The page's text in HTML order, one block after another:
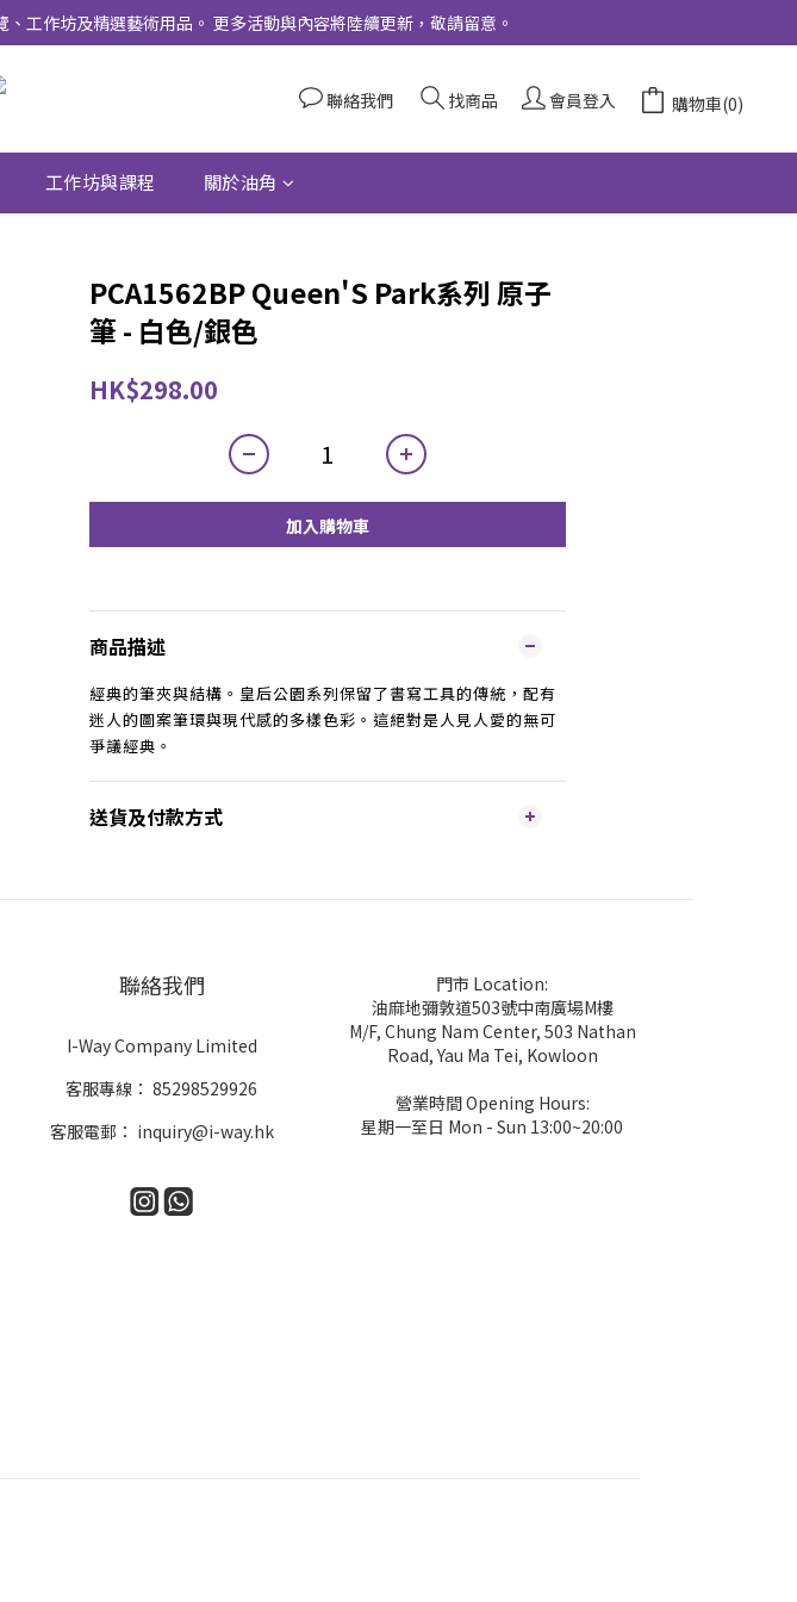
工作坊及精選藝術用品。 更多活動與內容將陸續更新，敬請留意。
聯絡我們 找商品 會員登入 購物車(0)
工作坊與課程 關於油角
PCA1562BP Queen'S Park系列 原子
筆 - 白色/銀色
HK$298.00
加入購物車
商品描述
經典的筆夾與結構。皇后公園系列保留了書寫工具的傳統，配有
迷人的圖案筆環與現代感的多樣色彩。這絕對是人見人愛的無可
爭議經典。
送貨及付款方式
聯絡我們
I-Way Company Limited
客服專線：85298529926
客服電郵： inquiry@i-way.hk
門市 Location:
油麻地彌敦道503號中南廣場M樓
M/F, Chung Nam Center, 503 Nathan
Road, Yau Ma Tei, Kowloon
營業時間 Opening Hours:
星期一至日 Mon - Sun 13:00~20:00